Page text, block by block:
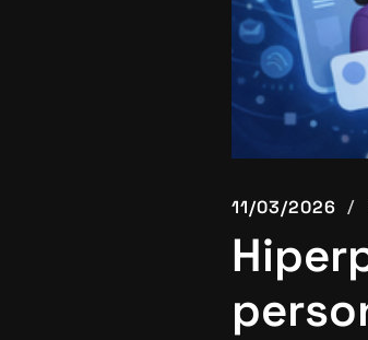
11/03/2026